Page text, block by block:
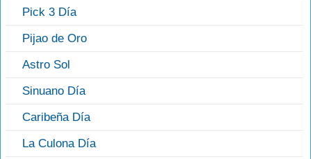
Pick 3 Día
Pijao de Oro
Astro Sol
Sinuano Día
Caribeña Día
La Culona Día